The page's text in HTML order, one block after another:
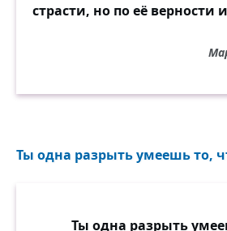
страсти, но по её верности
Ты одна разрыть умеешь то,
Ты одна разрыть